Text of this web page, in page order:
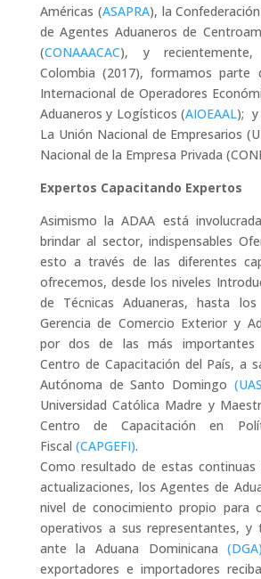
Américas (ASAPRA), la
de Agentes Aduaneros de
(CONAAACAC), y recientemente,
Colombia (2017), formamos parte
Internacional de Operadores
Aduaneros y Logísticos (AIOEAAL); y
La Unión Nacional de Empresarios
Nacional de la Empresa Privada
Expertos Capacitando Expertos
Asimismo la ADAA está
brindar al sector, indispensables
esto a través de las diferentes
ofrecemos, desde los niveles
de Técnicas Aduaneras, hasta
Gerencia de Comercio Exterior y
por dos de las más importantes
Centro de Capacitación del País, a
Autónoma de Santo Domingo
Universidad Católica Madre y
Centro de Capacitación en
Fiscal (CAPGEFI).
Como resultado de estas continuas
actualizaciones, los Agentes de
nivel de conocimiento propio para
operativos a sus representantes, y
ante la Aduana Dominicana(DGA)
exportadores e importadores